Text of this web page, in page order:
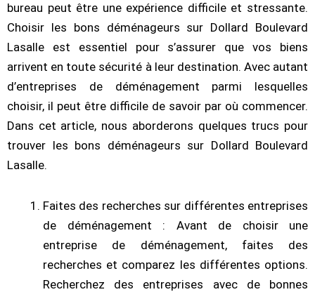
bureau peut être une expérience difficile et stressante.
Choisir les bons déménageurs sur Dollard Boulevard
Lasalle est essentiel pour s’assurer que vos biens
arrivent en toute sécurité à leur destination. Avec autant
d’entreprises de déménagement parmi lesquelles
choisir, il peut être difficile de savoir par où commencer.
Dans cet article, nous aborderons quelques trucs pour
trouver les bons déménageurs sur Dollard Boulevard
Lasalle.
Faites des recherches sur différentes entreprises
de déménagement : Avant de choisir une
entreprise de déménagement, faites des
recherches et comparez les différentes options.
Recherchez des entreprises avec de bonnes